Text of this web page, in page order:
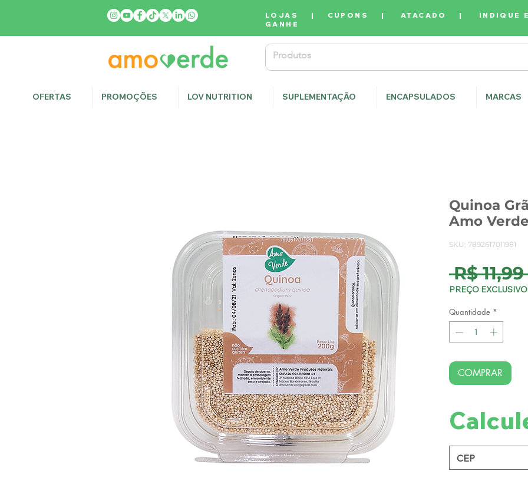
LOJAS | CUPONS |ATACADO | INDIQUE
GANHE
Quinoa
Amo
SKU: 7892617011981
R$ 11,99
PREÇO
Quantidade *
COMPRAR
OFERTAS PROMOÇÕES LOV NUTRITION SUPLEMENTAÇÃO ENCAPSULADOS MARCAS